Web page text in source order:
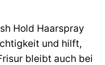
Hold Haarspray
und hilft,
bleibt auch bei